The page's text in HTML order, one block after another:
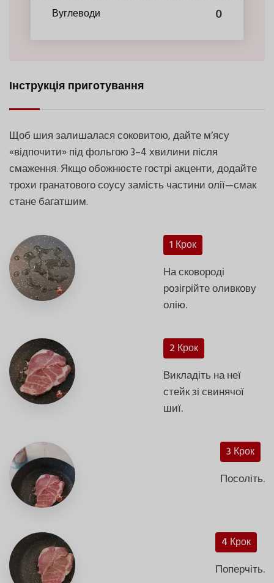
Вуглеводи 0
Інструкція приготування
Щоб шия залишалася соковитою, дайте м’ясу
«відпочити» під фольгою 3–4 хвилини після
смаження. Якщо обожнюєте гострі акценти, додайте
трохи гранатового соусу замість частини олії—смак
стане багатшим.
1 Крок
На сковороді
розігрійте оливкову
олію.
2 Крок
Викладіть на неї
стейк зі свинячої
шиї.
3 Крок
Посоліть.
4 Крок
Поперчіть.